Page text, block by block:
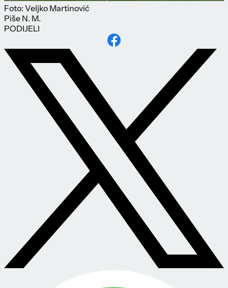
Foto: Veljko Martinović
Piše N. M.
PODIJELI